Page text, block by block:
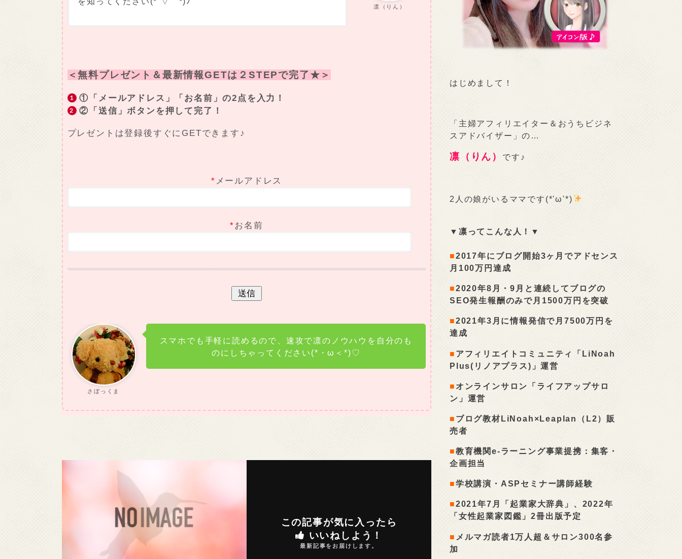
凛（りん）
＜無料プレゼント＆最新情報GETは２STEPで完了★＞
①「メールアドレス」「お名前」の2点を入力！
②「送信」ボタンを押して完了！
プレゼントは登録後すぐにGETできます♪
* メールアドレス
*お名前
さぼっくま
スマホでも手軽に読めるので、速攻で凛のノウハウを自分のも
のにしちゃってください(*・ω＜*)♡
この記事が気に入ったら
いいねしよう！
最新記事をお届けします。
はじめまして！
「主婦アフィリエイター＆おうちビジネ
スアドバイザー」の…
凛（りん） です♪
2人の娘がいるママです(*'ω'*)
▼凛ってこんな人！▼
■2017年にブログ開始3ヶ月でアドセンス
月100万円達成
■2020年8月・9月と連続してブログの
SEO発生報酬のみで月1500万円を突破
■2021年3月に情報発信で月7500万円を
達成
■ アフィリエイトコミュニティ「LiNoah
Plus(リノアプラス)」運営
■ オンラインサロン「ライフアップサロ
ン」運営
■ ブログ教材LiNoah×Leaplan（L2）販
売者
■教育機関e-ラーニング事業提携：集客・
企画担当
■学校講演・ASPセミナー講師経験
■2021年7月「起業家大辞典」、2022年
「女性起業家図鑑」2冊出版予定
■ メルマガ読者1万人超＆サロン300名参
加